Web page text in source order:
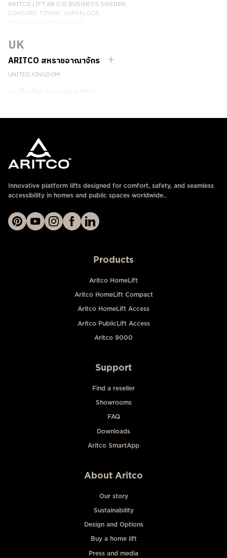
ARITCO LIFT AB C/O BUSINESS SWEDEN,
CONCORD TOWER, 26TH FLOOR,
ติดต่อเรา
UK
ARITCO สหราชอาณาจักร
UNITED KINGDOM
เบอร์โทรศัพท์: +44 1604 808809
Innovative platform lifts designed for comfort, safety, and seamless
accessibility in homes and public spaces worldwide..
Products
Aritco HomeLift
Aritco HomeLift Compact
Aritco HomeLift Access
Aritco PublicLift Access
Aritco 9000
Support
Find a reseller
Showrooms
FAQ
Downloads
Aritco SmartApp
About Aritco
Our story
Sustainability
Design and Options
Buy a home lift
Press and media